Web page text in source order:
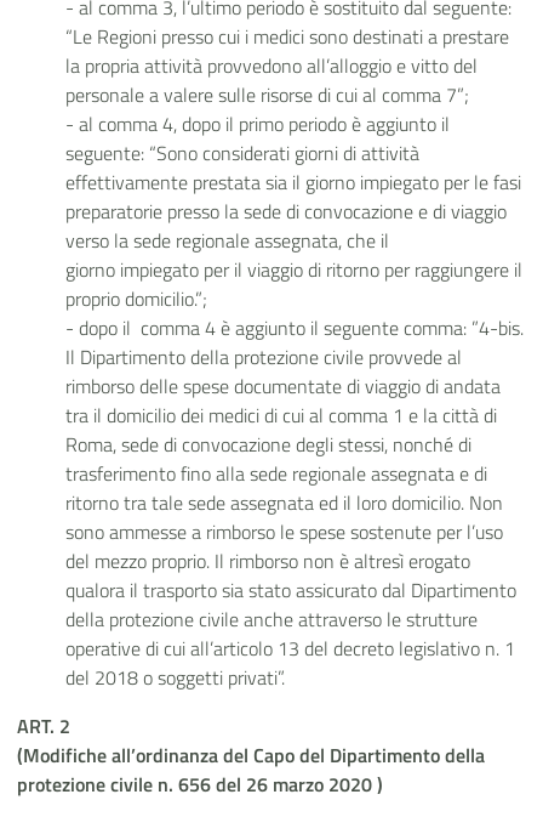
- al comma 3, l’ultimo periodo è sostituito dal seguente:
“Le Regioni presso cui i medici sono destinati a prestare
la propria attività provvedono all’alloggio e vitto del
personale a valere sulle risorse di cui al comma 7”;
- al comma 4, dopo il primo periodo è aggiunto il
seguente: “Sono considerati giorni di attività
effettivamente prestata sia il giorno impiegato per le fasi
preparatorie presso la sede di convocazione e di viaggio
verso la sede regionale assegnata, che il
giorno impiegato per il viaggio di ritorno per raggiungere il
proprio domicilio.”;
- dopo il comma 4 è aggiunto il seguente comma: ”4-bis.
Il Dipartimento della protezione civile provvede al
rimborso delle spese documentate di viaggio di andata
tra il domicilio dei medici di cui al comma 1 e la città di
Roma, sede di convocazione degli stessi, nonché di
trasferimento fino alla sede regionale assegnata e di
ritorno tra tale sede assegnata ed il loro domicilio. Non
sono ammesse a rimborso le spese sostenute per l’uso
del mezzo proprio. Il rimborso non è altresì erogato
qualora il trasporto sia stato assicurato dal Dipartimento
della protezione civile anche attraverso le strutture
operative di cui all’articolo 13 del decreto legislativo n. 1
del 2018 o soggetti privati”.
ART. 2
(Modifiche all’ordinanza del Capo del Dipartimento della
protezione civile n. 656 del 26 marzo 2020 )